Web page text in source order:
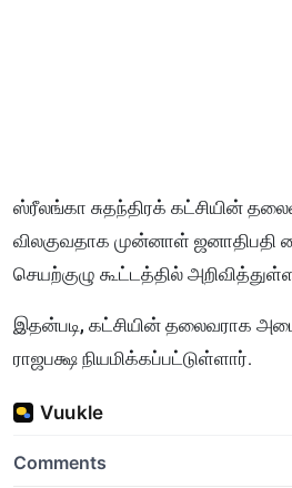
ஸ்ரீலங்கா சுதந்திரக் கட்சியின்
விலகுவதாக முன்னாள் ஜனாதிபதி
செயற்குழு கூட்டத்தில்
இதன்படி, கட்சியின் தலைவராக
ராஜபக்ஷ நியமிக்கப்பட்டுள்ளார்.